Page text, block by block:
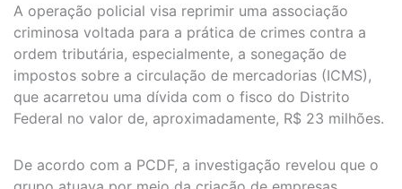
A operação policial visa reprimir uma associação
criminosa voltada para a prática de crimes contra a
ordem tributária, especialmente, a sonegação de
impostos sobre a circulação de mercadorias (ICMS),
que acarretou uma dívida com o fisco do Distrito
Federal no valor de, aproximadamente, R$ 23 milhões.
De acordo com a PCDF, a investigação revelou que o